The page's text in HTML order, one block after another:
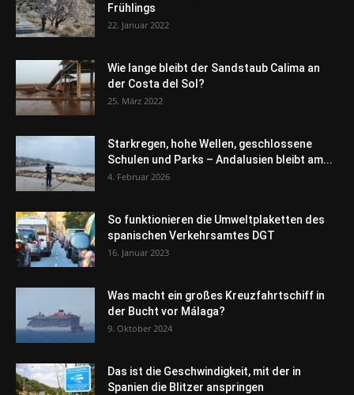
Frühlings
22. Januar 2022
Wie lange bleibt der Sandstaub Calima an
der Costa del Sol?
25. März 2022
Starkregen, hohe Wellen, geschlossene
Schulen und Parks – Andalusien bleibt am...
4. Februar 2026
So funktionieren die Umweltplaketten des
spanischen Verkehrsamtes DGT
16. Januar 2023
Was macht ein großes Kreuzfahrtschiff in
der Bucht vor Málaga?
9. Oktober 2024
Das ist die Geschwindigkeit, mit der in
Spanien die Blitzer anspringen